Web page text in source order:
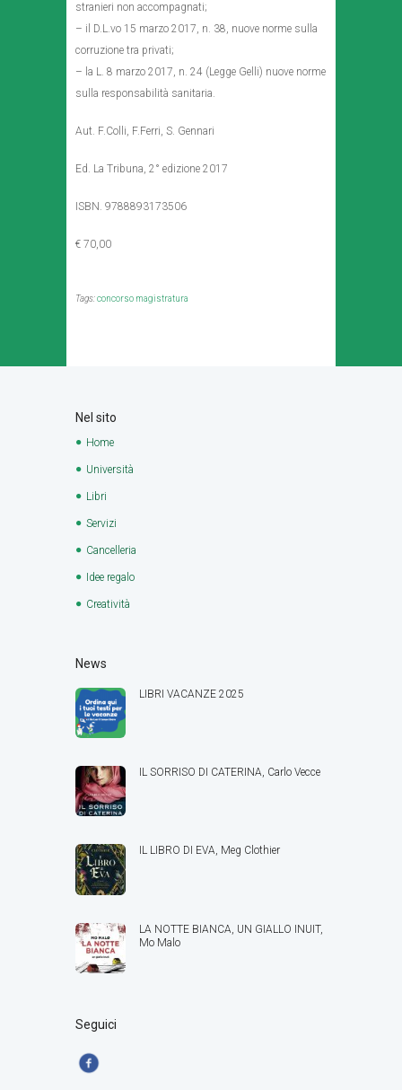
stranieri non accompagnati;
– il D.L.vo 15 marzo 2017, n. 38, nuove norme sulla
corruzione tra privati;
– la L. 8 marzo 2017, n. 24 (Legge Gelli) nuove norme
sulla responsabilità sanitaria.
Aut. F.Colli, F.Ferri, S. Gennari
Ed. La Tribuna, 2° edizione 2017
ISBN. 9788893173506
€ 70,00
Tags:concorso magistratura
Nel sito
Home
Università
Libri
Servizi
Cancelleria
Idee regalo
Creatività
News
LIBRI VACANZE 2025
IL SORRISO DI CATERINA, Carlo Vecce
IL LIBRO DI EVA, Meg Clothier
LA NOTTE BIANCA, UN GIALLO INUIT,
Mo Malo
Seguici